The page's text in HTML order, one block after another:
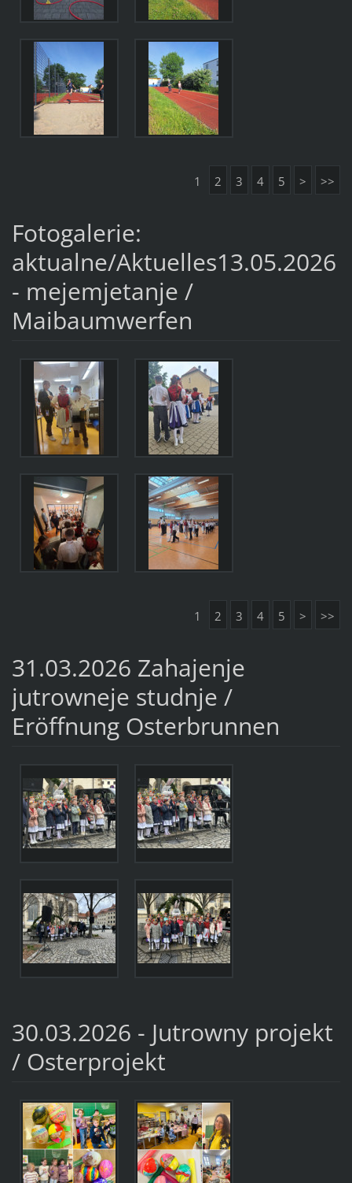
1 2 3 4 5 > >>
Fotogalerie:
aktualne/Aktuelles13.05.2026
- mejemjetanje /
Maibaumwerfen
1 2 3 4 5 > >>
31.03.2026 Zahajenje
jutrowneje studnje /
Eröffnung Osterbrunnen
30.03.2026 - Jutrowny projekt
/ Osterprojekt